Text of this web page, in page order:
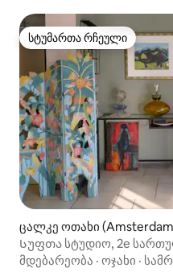
სტუმართა რჩეული
სტუმართა რჩეული
ცალკე ოთახი
Სუფთა სტუდიო, 2e
გარეუბანში!
მდებარეობა · ოჯახი ·